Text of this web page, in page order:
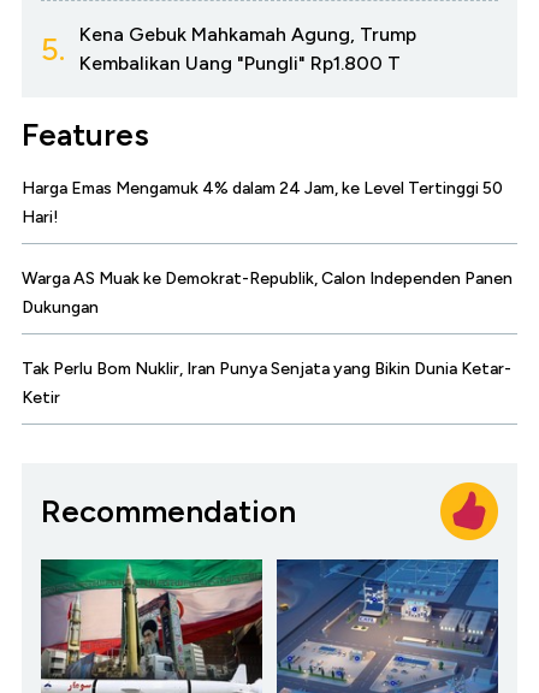
5.
Kena Gebuk Mahkamah Agung, Trump
Kembalikan Uang "Pungli" Rp1.800 T
Features
Harga Emas Mengamuk 4% dalam 24 Jam, ke Level Tertinggi 50
Hari!
Warga AS Muak ke Demokrat-Republik, Calon Independen Panen
Dukungan
Tak Perlu Bom Nuklir, Iran Punya Senjata yang Bikin Dunia Ketar-
Ketir
Recommendation